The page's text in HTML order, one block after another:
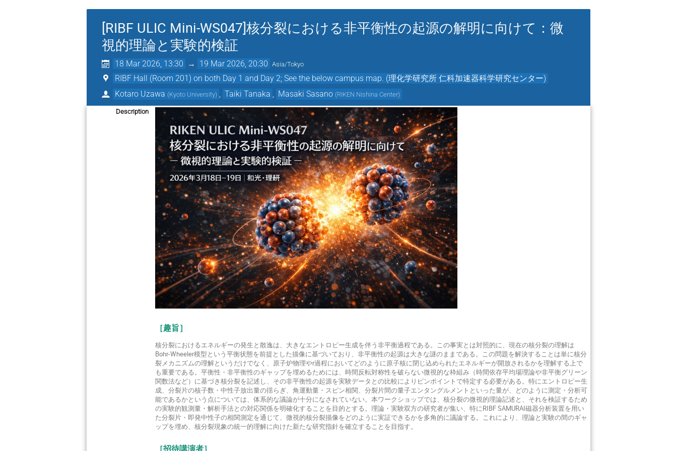
[RIBF ULIC Mini-WS047]核分裂における非平衡性の起源の解明に向けて：微
視的理論と実験的検証
18 Mar 2026, 13:30 → 19 Mar 2026, 20:30 Asia/Tokyo
RIBF Hall (Room 201) on both Day 1 and Day 2; See the below campus map. (理化学研究所 仁科加速器科学研究センター)
Kotaro Uzawa (Kyoto University) Taiki Tanaka Masaki Sasano (RIKEN Nishina Center)
Description
［趣旨］
核分裂におけるエネルギーの発生と散逸は、大きなエントロピー生成を伴う非平衡過程である。この事実とは対照的に、現在の核分裂の理解は
Bohr-Wheeler模型という平衡状態を前提とした描像に基づいており、非平衡性の起源は大きな謎のままである。この問題を解決することは単に核分
裂メカニズムの理解というだけでなく、原子炉物理やr過程においてどのように原子核に閉じ込められたエネルギーが開放されるかを理解する上で
も重要である。平衡性・非平衡性のギャップを埋めるためには、時間反転対称性を破らない微視的な枠組み（時間依存平均場理論や非平衡グリーン
関数法など）に基づき核分裂を記述し、その非平衡性の起源を実験データとの比較によりピンポイントで特定する必要がある。特にエントロピー生
成、分裂片の核子数・中性子放出量の揺らぎ、角運動量・スピン相関、分裂片間の量子エンタングルメントといった量が、どのように測定・分析可
能であるかという点については、体系的な議論が十分になされていない。本ワークショップでは、核分裂の微視的理論記述と、それを検証するため
の実験的観測量・解析手法との対応関係を明確化することを目的とする。理論・実験双方の研究者が集い、特にRIBF SAMURAI磁器分析装置を用い
た分裂片・即発中性子の相関測定を通じて、微視的核分裂描像をどのように実証できるかを多角的に議論する。これにより、理論と実験の間のギャ
ップを埋め、核分裂現象の統一的理解に向けた新たな研究指針を確立することを目指す。
［招待講演者］